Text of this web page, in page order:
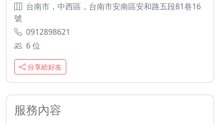
台南市，中西區，台南市安南區安和路五段81巷16
號
0912898621
6 位
分享給好友
服務內容